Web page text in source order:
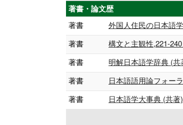
著書・論文歴
著書
外国人住民の日本語
著書
構文と主観性,221-
著書
明解日本語学辞典 (共
著書
日本語語用論フォー
著書
日本語学大事典 (共著